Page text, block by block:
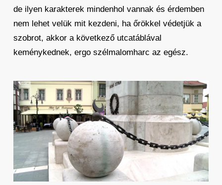
de ilyen karakterek mindenhol vannak és érdemben
nem lehet velük mit kezdeni, ha őrökkel védetjük a
szobrot, akkor a következő utcatáblával
keménykednek, ergo szélmalomharc az egész.